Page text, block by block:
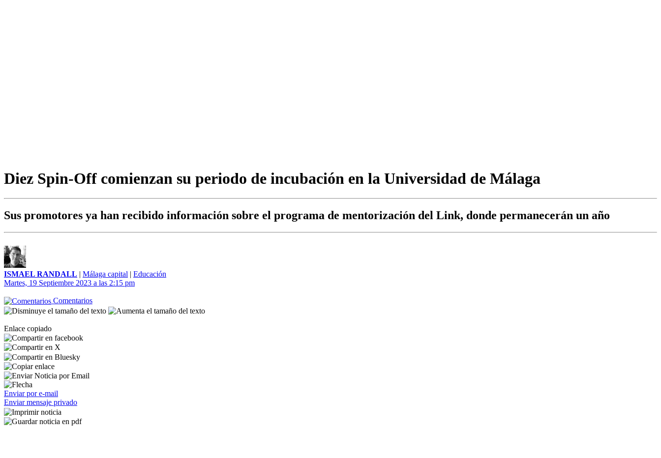
Diez Spin-Off comienzan su periodo de incubación en la Universidad de Málaga
Sus promotores ya han recibido información sobre el programa de mentorización del Link, donde permanecerán un año
ISMAEL RANDALL | Málaga capital | Educación
Martes, 19 Septiembre 2023 a las 2:15 pm
Comentarios
Enlace copiado
Enviar por e-mail
Enviar mensaje privado